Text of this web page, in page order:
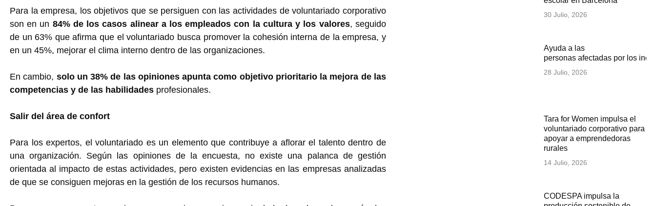
Para la empresa, los objetivos que se persiguen con las actividades de voluntariado corporativo
son en un 84% de los casos alinear a los empleados con la cultura y los valores, seguido
de un 63% que afirma que el voluntariado busca promover la cohesión interna de la empresa, y
en un 45%, mejorar el clima interno dentro de las organizaciones.
En cambio, solo un 38% de las opiniones apunta como objetivo prioritario la mejora de las
competencias y de las habilidades profesionales.
Salir del área de confort
Para los expertos, el voluntariado es un elemento que contribuye a aflorar el talento dentro de
una organización. Según las opiniones de la encuesta, no existe una palanca de gestión
orientada al impacto de estas actividades, pero existen evidencias en las empresas analizadas
de que se consiguen mejoras en la gestión de los recursos humanos.
30 Julio, 2026
Ayuda a las
personas afectadas por los
28 Julio, 2026
Tara for Women impulsa el
voluntariado corporativo para
apoyar a emprendedoras
rurales
14 Julio, 2026
CODESPA impulsa la